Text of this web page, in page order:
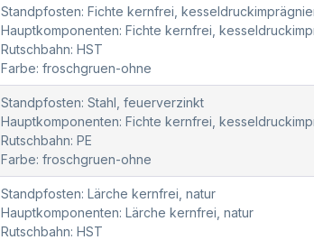
Standpfosten: Fichte kernfrei,
Hauptkomponenten: Fichte kernfrei,
Rutschbahn: HST
Farbe: froschgruen-ohne
Standpfosten: Stahl, feuerverzinkt
Hauptkomponenten: Fichte kernfrei,
Rutschbahn: PE
Farbe: froschgruen-ohne
Standpfosten: Lärche kernfrei, natur
Hauptkomponenten: Lärche kernfrei, natur
Rutschbahn: HST